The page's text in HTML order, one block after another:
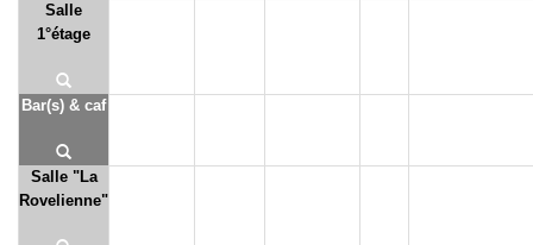
Salle
1°étage
Bar(s) & caf
Salle "La
Rovelienne"